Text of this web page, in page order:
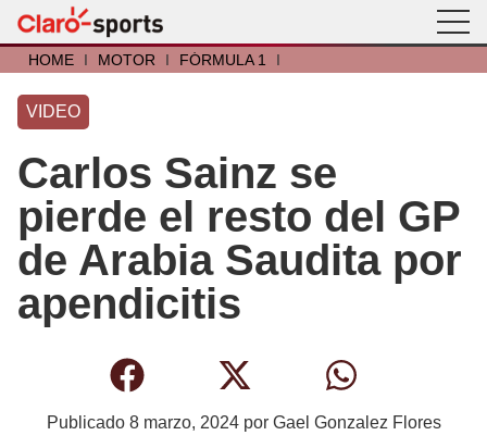
HOME I MOTOR I FÓRMULA 1 I
VIDEO
Carlos Sainz se
pierde el resto del GP
de Arabia Saudita por
apendicitis
Publicado 8 marzo, 2024por Gael Gonzalez Flores